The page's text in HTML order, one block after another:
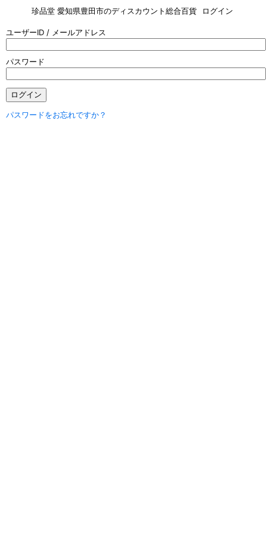
珍品堂 愛知県豊田市のディスカウント総合百貨 ログイン
ユーザーID / メールアドレス
パスワード
ログイン
パスワードをお忘れですか？